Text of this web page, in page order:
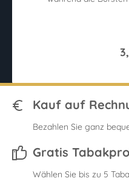
Kauf auf
Bezahlen Sie ganz
Gratis
Wählen Sie bis zu 5